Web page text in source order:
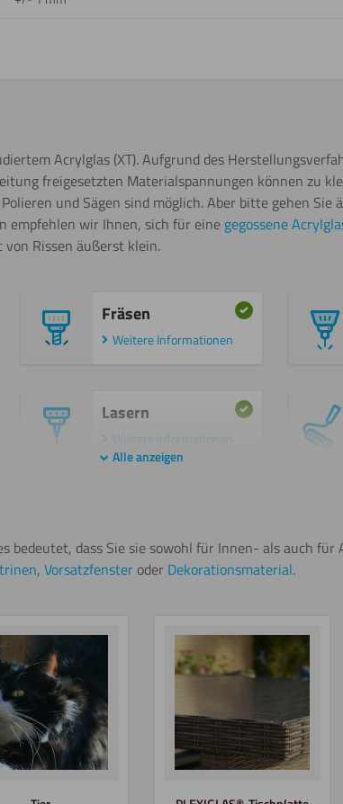
Acrylglas (XT). Aufgrund des
freigesetzten Materialspannungen können zu
und Sägen sind möglich. Aber bitte gehen
empfehlen wir Ihnen, sich für eine gegossene
Rissen äußerst klein.
Fräsen
Weitere Informationen
Lasern
Weitere Informationen
Weitere Informationen
Sägen
(Stichsäge)
Alle anzeigen
bedeutet, dass Sie sie sowohl für Innen- als auch
, Vorsatzfensteroder Dekorationsmaterial.